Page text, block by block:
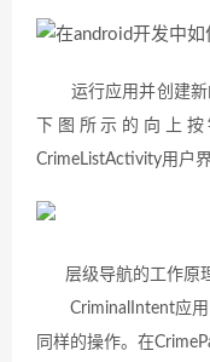
运行应用并创建新
下图所示的向上
CrimeListActivity用户界
层级导航的工作原
CriminalIntent应用
同样的操作。在